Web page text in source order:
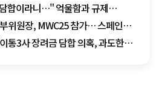
합이라니…" 억울함과 규제
3사
위원장, MWC25 참가… 스페인과
동'
통3사 장려금 담합 의혹, 과도한